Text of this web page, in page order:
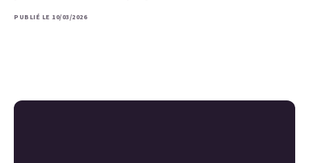
PUBLIÉ LE 10/03/2026